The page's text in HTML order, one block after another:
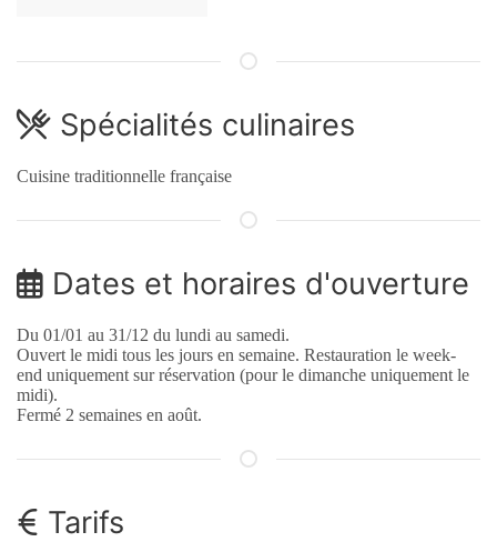
Spécialités culinaires
Cuisine traditionnelle française
Dates et horaires d'ouverture
Du 01/01 au 31/12 du lundi au samedi.
Ouvert le midi tous les jours en semaine. Restauration le week-
end uniquement sur réservation (pour le dimanche uniquement le
midi).
Fermé 2 semaines en août.
Tarifs